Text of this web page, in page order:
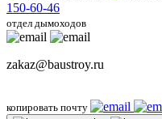
150-60-46
отдел дымоходов
zakaz@baustroy.ru
копировать почту